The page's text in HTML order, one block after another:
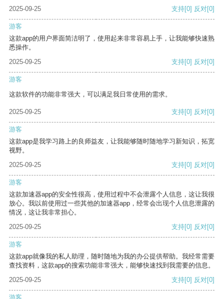
2025-09-25
支持[0] 反对[0]
游客
这款app的用户界面简洁明了，使用起来非常容易上手，让我能够快速熟
悉操作。
2025-09-25
支持[0] 反对[0]
游客
这款软件的功能非常强大，可以满足我日常使用的需求。
2025-09-25 支持[0] 反对[0]
游客
这款app是我学习路上的良师益友，让我能够随时随地学习新知识，拓宽
视野。
2025-09-25
支持[0] 反对[0]
游客
这款加速器app的安全性很高，使用过程中不会泄露个人信息，这让我很
放心。我以前使用过一些其他的加速器app，经常会出现个人信息泄露的
情况，这让我非常担心。
2025-09-25
支持[0] 反对[0]
游客
这款app就像我的私人助理，随时随地为我的办公提供帮助。我经常需要
查找资料，这款app的搜索功能非常强大，能够快速找到我需要的信息。
2025-09-25
支持[0] 反对[0]
游客